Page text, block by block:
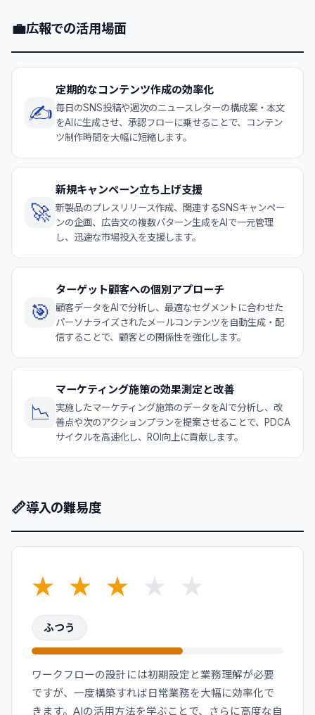
💼広報での活用場面
✍️
定期的なコンテンツ作成の効率化
毎日のSNS投稿や週次のニュースレターの構成案・本文
をAIに生成させ、承認フローに乗せることで、コンテン
ツ制作時間を大幅に短縮します。
🚀
新規キャンペーン立ち上げ支援
新製品のプレスリリース作成、関連するSNSキャンペー
ンの企画、広告文の複数パターン生成をAIで一元管理
し、迅速な市場投入を支援します。
🎯
ターゲット顧客への個別アプローチ
顧客データをAIで分析し、最適なセグメントに合わせた
パーソナライズされたメールコンテンツを自動生成・配
信することで、顧客との関係性を強化します。
📉
マーケティング施策の効果測定と改善
実施したマーケティング施策のデータをAIで分析し、改
善点や次のアクションプランを提案させることで、PDCA
サイクルを高速化し、ROI向上に貢献します。
📏導入の難易度
★ ★ ★ ★ ★
ふつう
ワークフローの設計には初期設定と業務理解が必要
ですが、一度構築すれば日常業務を大幅に効率化で
きます。AIの活用方法を学ぶことで、さらに高度な自